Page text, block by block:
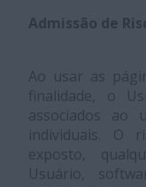
Admissão de
Ao usar as
finalidade, o
associados ao
individuais. O
exposto,
Usuário,